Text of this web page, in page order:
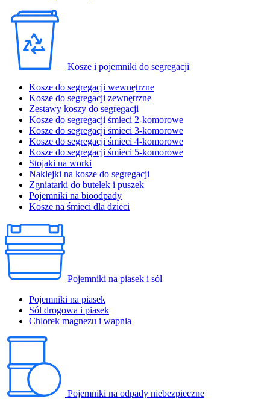
Kosze i pojemniki do segregacji
Kosze do segregacji wewnętrzne
Kosze do segregacji zewnętrzne
Zestawy koszy do segregacji
Kosze do segregacji śmieci 2-komorowe
Kosze do segregacji śmieci 3-komorowe
Kosze do segregacji śmieci 4-komorowe
Kosze do segregacji śmieci 5-komorowe
Stojaki na worki
Naklejki na kosze do segregacji
Zgniatarki do butelek i puszek
Pojemniki na bioodpady
Kosze na śmieci dla dzieci
Pojemniki na piasek i sól
Pojemniki na piasek
Sól drogowa i piasek
Chlorek magnezu i wapnia
Pojemniki na odpady niebezpieczne